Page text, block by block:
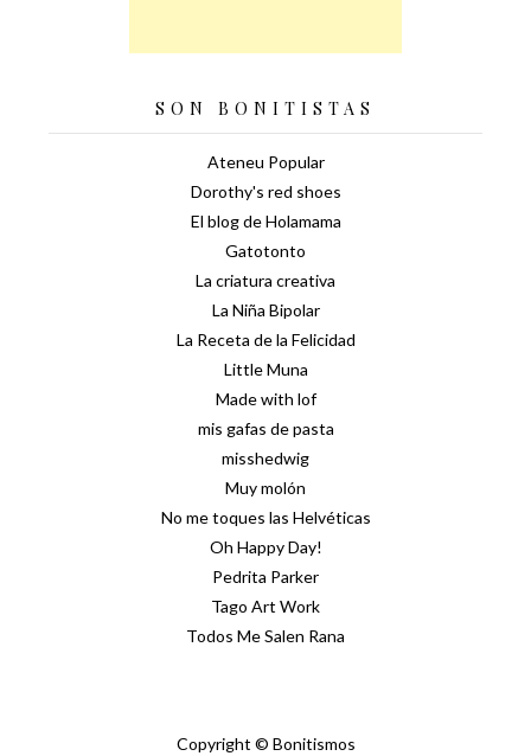
SON BONITISTAS
Ateneu Popular
Dorothy's red shoes
El blog de Holamama
Gatotonto
La criatura creativa
La Niña Bipolar
La Receta de la Felicidad
Little Muna
Made with lof
mis gafas de pasta
misshedwig
Muy molón
No me toques las Helvéticas
Oh Happy Day!
Pedrita Parker
Tago Art Work
Todos Me Salen Rana
Copyright © Bonitismos